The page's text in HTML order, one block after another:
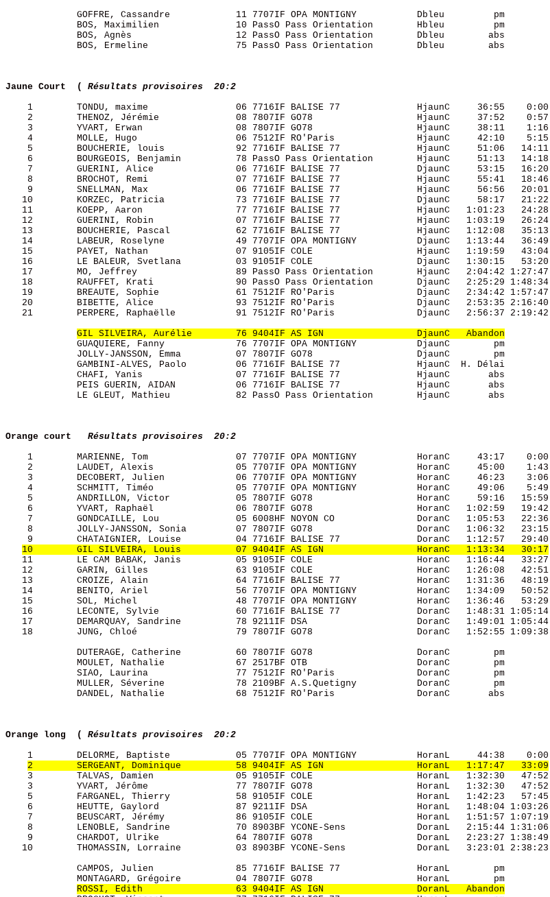
             GOFFRE, Cassandre            11 7707IF OPA MONTIGNY           Dbleu         pm
             BOS, Maximilien              10 PassO Pass Orientation        Hbleu         pm
             BOS, Agnès                   12 PassO Pass Orientation        Dbleu        abs
             BOS, Ermeline                75 PassO Pass Orientation        Dbleu        abs
Jaune Court  (
Résultats provisoires  20:2
    1        TONDU, maxime                06 7716IF BALISE 77              HjaunC     36:55    0:00
    2        THENOZ, Jérémie              08 7807IF GO78                   HjaunC     37:52    0:57
    3        YVART, Erwan                 08 7807IF GO78                   HjaunC     38:11    1:16
    4        MOLLE, Hugo                  06 7512IF RO'Paris               HjaunC     42:10    5:15
    5        BOUCHERIE, louis             92 7716IF BALISE 77              HjaunC     51:06   14:11
    6        BOURGEOIS, Benjamin          78 PassO Pass Orientation        HjaunC     51:13   14:18
    7        GUERINI, Alice               06 7716IF BALISE 77              DjaunC     53:15   16:20
    8        BROCHOT, Remi                07 7716IF BALISE 77              HjaunC     55:41   18:46
    9        SNELLMAN, Max                06 7716IF BALISE 77              HjaunC     56:56   20:01
   10        KORZEC, Patricia             73 7716IF BALISE 77              DjaunC     58:17   21:22
   11        KOEPP, Aaron                 77 7716IF BALISE 77              HjaunC   1:01:23   24:28
   12        GUERINI, Robin               07 7716IF BALISE 77              HjaunC   1:03:19   26:24
   13        BOUCHERIE, Pascal            62 7716IF BALISE 77              HjaunC   1:12:08   35:13
   14        LABEUR, Roselyne             49 7707IF OPA MONTIGNY           DjaunC   1:13:44   36:49
   15        PAYET, Nathan                07 9105IF COLE                   HjaunC   1:19:59   43:04
   16        LE BALEUR, Svetlana          03 9105IF COLE                   DjaunC   1:30:15   53:20
   17        MO, Jeffrey                  89 PassO Pass Orientation        HjaunC   2:04:42 1:27:47
   18        RAUFFET, Krati               90 PassO Pass Orientation        DjaunC   2:25:29 1:48:34
   19        BREAUTE, Sophie              61 7512IF RO'Paris               DjaunC   2:34:42 1:57:47
   20        BIBETTE, Alice               93 7512IF RO'Paris               DjaunC   2:53:35 2:16:40
   21        PERPERE, Raphaëlle           91 7512IF RO'Paris               DjaunC   2:56:37 2:19:42
GIL SILVEIRA, Aurélie        76 9404IF AS IGN                 DjaunC   Abandon
             GUAQUIERE, Fanny             76 7707IF OPA MONTIGNY           DjaunC        pm
             JOLLY-JANSSON, Emma          07 7807IF GO78                   DjaunC        pm
             GAMBINI-ALVES, Paolo         06 7716IF BALISE 77              HjaunC  H. Délai
             CHAFI, Yanis                 07 7716IF BALISE 77              HjaunC       abs
             PEIS GUERIN, AIDAN           06 7716IF BALISE 77              HjaunC       abs
             LE GLEUT, Mathieu            82 PassO Pass Orientation        HjaunC       abs
Orange court
Résultats provisoires  20:2
    1        MARIENNE, Tom                07 7707IF OPA MONTIGNY           HoranC     43:17    0:00
    2        LAUDET, Alexis               05 7707IF OPA MONTIGNY           HoranC     45:00    1:43
    3        DECOBERT, Julien             06 7707IF OPA MONTIGNY           HoranC     46:23    3:06
    4        SCHMITT, Timéo               05 7707IF OPA MONTIGNY           HoranC     49:06    5:49
    5        ANDRILLON, Victor            05 7807IF GO78                   HoranC     59:16   15:59
    6        YVART, Raphaël               06 7807IF GO78                   HoranC   1:02:59   19:42
    7        GONDCAILLE, Lou              05 6008HF NOYON CO               DoranC   1:05:53   22:36
    8        JOLLY-JANSSON, Sonia         07 7807IF GO78                   DoranC   1:06:32   23:15
    9        CHATAIGNIER, Louise          04 7716IF BALISE 77              DoranC   1:12:57   29:40
10        GIL SILVEIRA, Louis          07 9404IF AS IGN                 HoranC   1:13:34   30:17
   11        LE CAM BABAK, Janis          05 9105IF COLE                   HoranC   1:16:44   33:27
   12        GARIN, Gilles                63 9105IF COLE                   HoranC   1:26:08   42:51
   13        CROIZE, Alain                64 7716IF BALISE 77              HoranC   1:31:36   48:19
   14        BENITO, Ariel                56 7707IF OPA MONTIGNY           HoranC   1:34:09   50:52
   15        SOL, Michel                  48 7707IF OPA MONTIGNY           HoranC   1:36:46   53:29
   16        LECONTE, Sylvie              60 7716IF BALISE 77              DoranC   1:48:31 1:05:14
   17        DEMARQUAY, Sandrine          78 9211IF DSA                    DoranC   1:49:01 1:05:44
   18        JUNG, Chloé                  79 7807IF GO78                   DoranC   1:52:55 1:09:38
             DUTERAGE, Catherine          60 7807IF GO78                   DoranC        pm
             MOULET, Nathalie             67 2517BF OTB                    DoranC        pm
             SIAO, Laurina                77 7512IF RO'Paris               DoranC        pm
             MULLER, Séverine             78 2109BF A.S.Quetigny           DoranC        pm
             DANDEL, Nathalie             68 7512IF RO'Paris               DoranC       abs
Orange long  (
Résultats provisoires  20:2
    1        DELORME, Baptiste            05 7707IF OPA MONTIGNY           HoranL     44:38    0:00
2        SERGEANT, Dominique          58 9404IF AS IGN                 HoranL   1:17:47   33:09
    3        TALVAS, Damien               05 9105IF COLE                   HoranL   1:32:30   47:52
    3        YVART, Jérôme                77 7807IF GO78                   HoranL   1:32:30   47:52
    5        FARGANEL, Thierry            58 9105IF COLE                   HoranL   1:42:23   57:45
    6        HEUTTE, Gaylord              87 9211IF DSA                    HoranL   1:48:04 1:03:26
    7        BEUSCART, Jérémy             86 9105IF COLE                   HoranL   1:51:57 1:07:19
    8        LENOBLE, Sandrine            70 8903BF YCONE-Sens             DoranL   2:15:44 1:31:06
    9        CHARDOT, Ulrike              64 7807IF GO78                   DoranL   2:23:27 1:38:49
   10        THOMASSIN, Lorraine          03 8903BF YCONE-Sens             DoranL   3:23:01 2:38:23
             CAMPOS, Julien               85 7716IF BALISE 77              HoranL        pm
             MONTAGARD, Grégoire          04 7807IF GO78                   HoranL        pm
ROSSI, Edith                 63 9404IF AS IGN                 DoranL   Abandon